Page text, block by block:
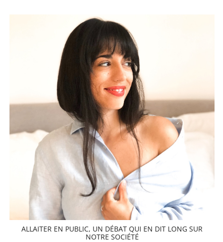
ALLAITER EN PUBLIC, UN DÉBAT QUI EN DIT LONG SUR
NOTRE SOCIÉTÉ